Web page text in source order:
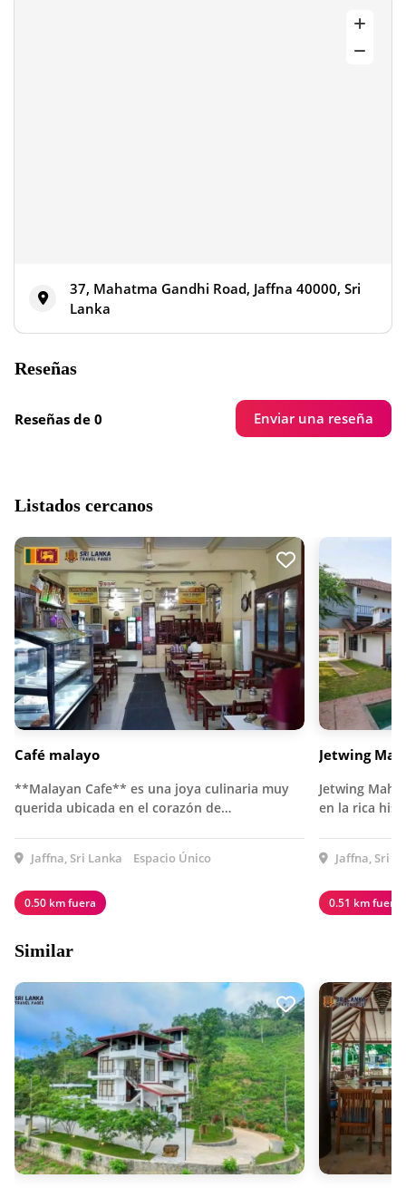
37, Mahatma Gandhi Road, Jaffna 40000, Sri
Lanka
Reseñas
Reseñas de 0 Enviar una reseña
Listados cercanos
Café malayo
**Malayan Cafe** es una joya culinaria muy
querida ubicada en el corazón de…
Jaffna, Sri Lanka Espacio Único
0.50 km fuera
Jetwing
Jetwing
en la rica
Jaffna, Sri
0.51 km fuera
Similar